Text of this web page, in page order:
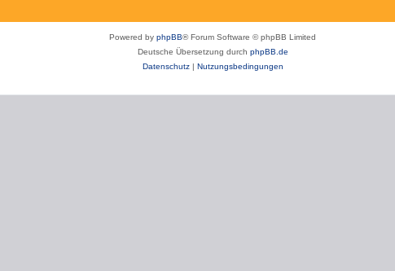
Powered by phpBB® Forum Software © phpBB Limited
Deutsche Übersetzung durch phpBB.de
Datenschutz| Nutzungsbedingungen